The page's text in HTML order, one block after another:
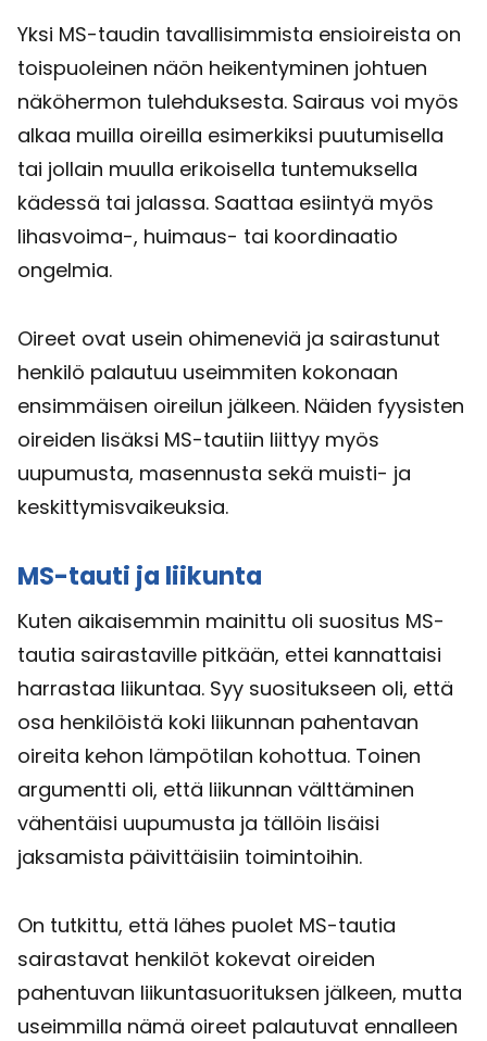
Yksi MS-taudin tavallisimmista ensioireista on
toispuoleinen näön heikentyminen johtuen
näköhermon tulehduksesta. Sairaus voi myös
alkaa muilla oireilla esimerkiksi puutumisella
tai jollain muulla erikoisella tuntemuksella
kädessä tai jalassa. Saattaa esiintyä myös
lihasvoima-, huimaus- tai koordinaatio
ongelmia.
Oireet ovat usein ohimeneviä ja sairastunut
henkilö palautuu useimmiten kokonaan
ensimmäisen oireilun jälkeen. Näiden fyysisten
oireiden lisäksi MS-tautiin liittyy myös
uupumusta, masennusta sekä muisti- ja
keskittymisvaikeuksia.
MS-tauti ja liikunta
Kuten aikaisemmin mainittu oli suositus MS-
tautia sairastaville pitkään, ettei kannattaisi
harrastaa liikuntaa. Syy suositukseen oli, että
osa henkilöistä koki liikunnan pahentavan
oireita kehon lämpötilan kohottua. Toinen
argumentti oli, että liikunnan välttäminen
vähentäisi uupumusta ja tällöin lisäisi
jaksamista päivittäisiin toimintoihin.
On tutkittu, että lähes puolet MS-tautia
sairastavat henkilöt kokevat oireiden
pahentuvan liikuntasuorituksen jälkeen, mutta
useimmilla nämä oireet palautuvat ennalleen